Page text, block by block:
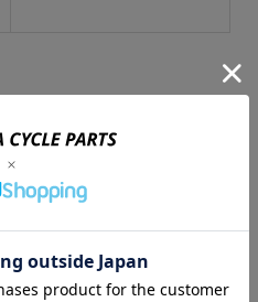
さい
先の在庫を確認いたしまして、メー